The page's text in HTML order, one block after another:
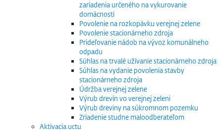
zariadenia určeného na vykurovanie
domácnosti
Povolenie na rozkopávku verejnej zelene
Povolenie stacionárneho zdroja
Prideľovanie nádob na vývoz komunálneho
odpadu
Súhlas na trvalé užívanie stacionárneho zdroja
Súhlas na vydanie povolenia stavby
stacionárneho zdroja
Údržba verejnej zelene
Výrub drevín vo verejnej zeleni
Výrub dreviny na súkromnom pozemku
Zriadenie studne maloodberateľom
Aktivacia uctu